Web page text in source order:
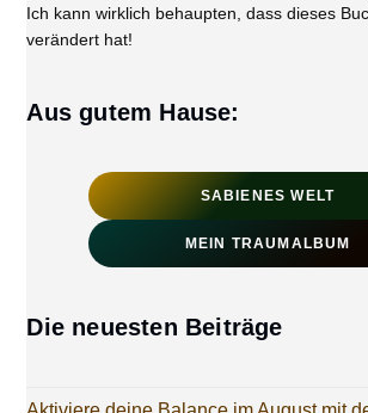
Ich kann wirklich behaupten, dass dieses
verändert hat!
Aus gutem Hause:
SABIENES WELT
MEIN TRAUMALBUM
Die neuesten Beiträge